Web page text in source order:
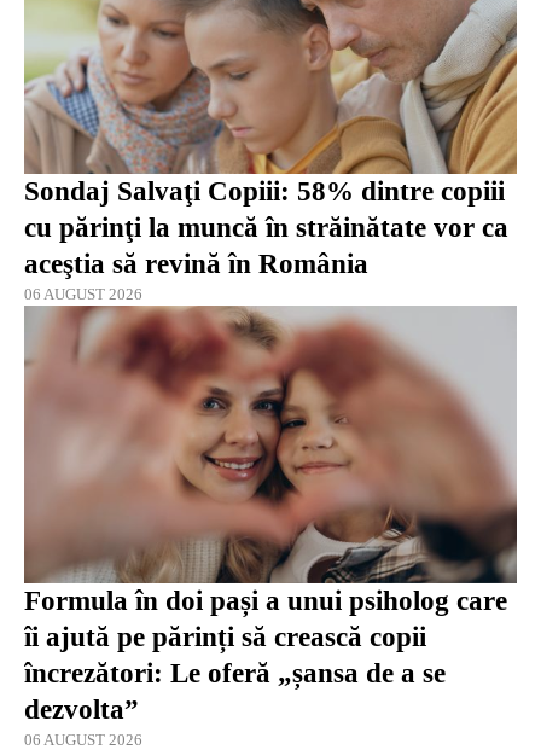
Sondaj Salvaţi Copiii: 58% dintre copiii
cu părinţi la muncă în străinătate vor ca
aceştia să revină în România
06 AUGUST 2026
Formula în doi pași a unui psiholog care
îi ajută pe părinți să crească copii
încrezători: Le oferă „șansa de a se
dezvolta”
06 AUGUST 2026